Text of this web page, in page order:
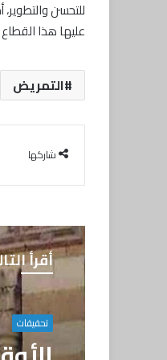
للتحسن
عليها هذا القطاع
التمريض
شاركها
أقرأ
تحقيقات